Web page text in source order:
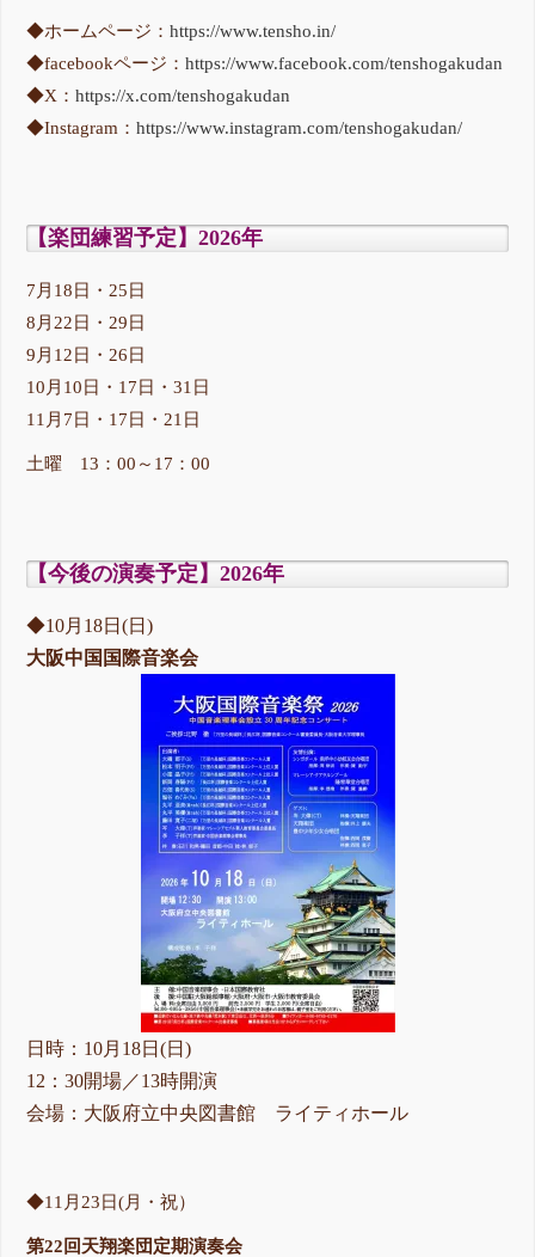
◆ホームページ：https://www.tensho.in/
◆facebookページ：https://www.facebook.com/tenshogakudan
◆X：https://x.com/tenshogakudan
◆Instagram：https://www.instagram.com/tenshogakudan/
【楽団練習予定】2026年
7月18日・25日
8月22日・29日
9月12日・26日
10月10日・17日・31日
11月7日・17日・21日
土曜 13：00～17：00
【今後の演奏予定】2026年
◆10月18日(日)
大阪中国国際音楽会
日時：10月18日(日)
12：30開場／13時開演
会場：大阪府立中央図書館 ライティホール
◆11月23日(月・祝）
第22回天翔楽団定期演奏会